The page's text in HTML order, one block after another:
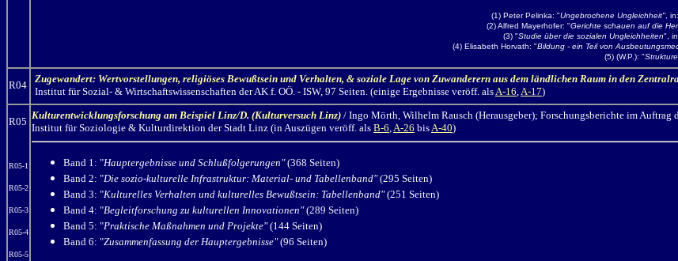
(1) Peter Pelinka: "Ungebrochene Ungleichheit" , in:
(2) Alfred Mayerhofer: "Gerichte schauen auf die
(3) "Studie über die sozialen Ungleichheiten",
(4) Elisabeth Horvath: "Bildung - ein Teil von
(5) (W.P.): "
R04
Zugewandert: Wertvorstellungen, religiöses Bewußtsein und Verhalten, & soziale Lage von Zuwanderern aus dem ländlichen Raum in den
Institut für Sozial- & Wirtschaftswissenschaften der AK f. OÖ. - ISW, 97 Seiten. (einige Ergebnisse veröff. alsA-16,A-17)
R05
R05-1
R05-2
R05-3
R05-4
R05-5
Kulturentwicklungsforschung am Beispiel Linz/D. (Kulturversuch Linz) / Ingo Mörth, Wilhelm Rausch (Herausgeber); Forschungsberichte im
Institut für Soziologie & Kulturdirektion der Stadt Linz (in Auszügen veröff. als B-6,A-26 bisA-40)
Band 1: "Hauptergebnisse und Schlußfolgerungen"(368 Seiten)
Band 2: "Die sozio-kulturelle Infrastruktur: Material- und Tabellenband"(295 Seiten)
Band 3: "Kulturelles Verhalten und kulturelles Bewußtsein: Tabellenband"(251 Seiten)
Band 4: "Begleitforschung zu kulturellen Innovationen"(289 Seiten)
Band 5: "Praktische Maßnahmen und Projekte"(144 Seiten)
Band 6: "Zusammenfassung der Hauptergebnisse"(96 Seiten)